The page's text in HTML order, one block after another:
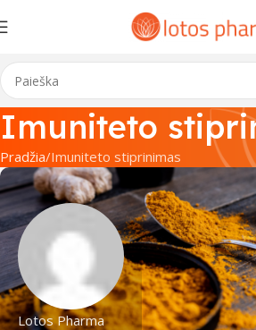
Imuniteto
Pradžia Imuniteto stiprinimas
Lotos Pharma